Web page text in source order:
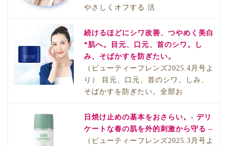
やさしくオフする 活
続けるほどにシワ改善、つやめく美白
*肌へ。目元、口元、首のシワ。し
み、そばかすを防ぎたい。
（ビューティーフレンズ2025.4月号よ
り） 目元、口元、首のシワ。しみ、
そばかすを防ぎたい。全部お
日焼け止めの基本をおさらい。- デリ
ケートな春の肌を外的刺激から守る –
（ビューティーフレンズ2025.3月号よ